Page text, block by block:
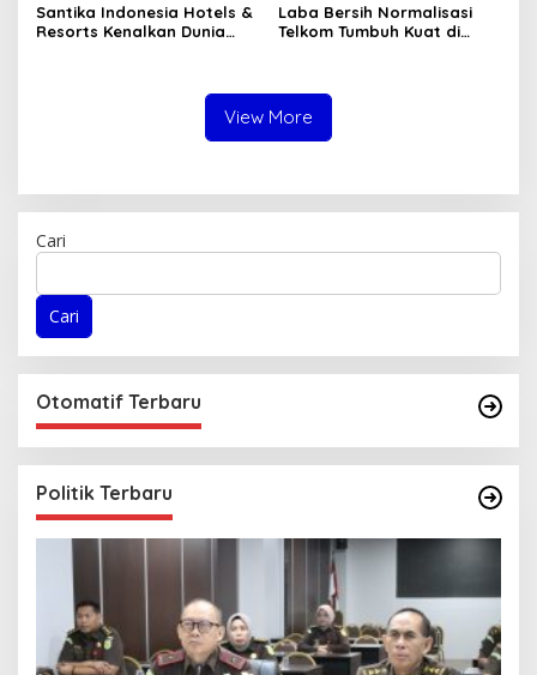
Santika Indonesia Hotels &
Resorts Kenalkan Dunia
Laba Bersih Normalisasi
Telkom Tumbuh Kuat di
View More
Cari
Cari
Otomatif Terbaru
Politik Terbaru